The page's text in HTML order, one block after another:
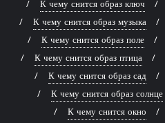
К чему снится образ ключ
К чему снится образ музыка
К чему снится образ поле
К чему снится образ птица
К чему снится образ сад
К чему снится образ солнце
К чему снится окно